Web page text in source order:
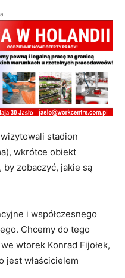
stadion
wkrótce obiekt
zobaczyć, jakie są
i współczesnego
Chcemy do tego
wtorek Konrad Fijołek,
jest właścicielem